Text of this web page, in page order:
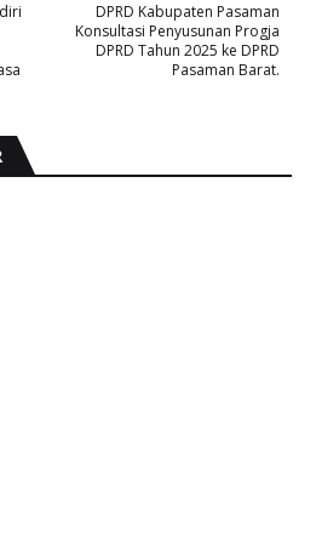
DPRD Kabupaten Pasaman
Konsultasi Penyusunan Progja
DPRD Tahun 2025 ke DPRD
Pasaman Barat.